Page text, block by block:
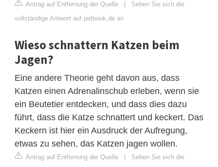
Antrag auf Entfernung der Quelle
Sehen Sie sich die
vollständige Antwort auf petbook.de an
Wieso schnattern Katzen beim
Jagen?
Eine andere Theorie geht davon aus, dass
Katzen einen Adrenalinschub erleben, wenn sie
ein Beutetier entdecken, und dass dies dazu
führt, dass die Katze schnattert und keckert. Das
Keckern ist hier ein Ausdruck der Aufregung,
etwas zu sehen, das Katzen jagen wollen.
Antrag auf Entfernung der Quelle
Sehen Sie sich die